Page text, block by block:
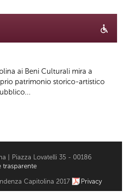
ai Beni Culturali mira a
patrimonio storico-artistico
| Piazza Lovatelli 35 - 00186
trasparente
Capitolina 2017 Privacy